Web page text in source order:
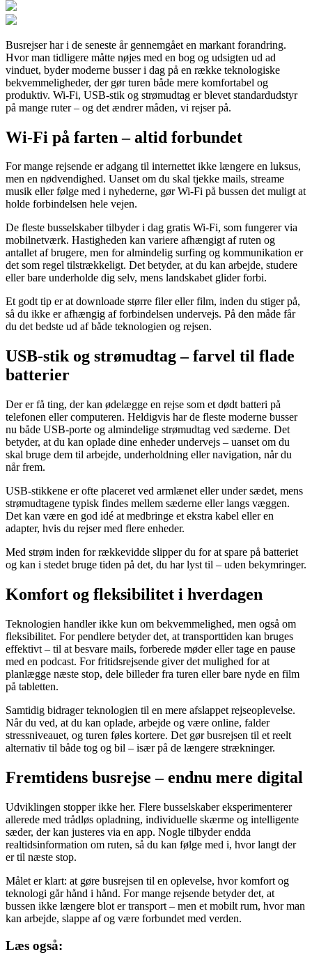
Busrejser har i de seneste år gennemgået en markant forandring.
Hvor man tidligere måtte nøjes med en bog og udsigten ud ad
vinduet, byder moderne busser i dag på en række teknologiske
bekvemmeligheder, der gør turen både mere komfortabel og
produktiv. Wi-Fi, USB-stik og strømudtag er blevet standardudstyr
på mange ruter – og det ændrer måden, vi rejser på.
Wi-Fi på farten – altid forbundet
For mange rejsende er adgang til internettet ikke længere en luksus,
men en nødvendighed. Uanset om du skal tjekke mails, streame
musik eller følge med i nyhederne, gør Wi-Fi på bussen det muligt at
holde forbindelsen hele vejen.
De fleste busselskaber tilbyder i dag gratis Wi-Fi, som fungerer via
mobilnetværk. Hastigheden kan variere afhængigt af ruten og
antallet af brugere, men for almindelig surfing og kommunikation er
det som regel tilstrækkeligt. Det betyder, at du kan arbejde, studere
eller bare underholde dig selv, mens landskabet glider forbi.
Et godt tip er at downloade større filer eller film, inden du stiger på,
så du ikke er afhængig af forbindelsen undervejs. På den måde får
du det bedste ud af både teknologien og rejsen.
USB-stik og strømudtag – farvel til flade
batterier
Der er få ting, der kan ødelægge en rejse som et dødt batteri på
telefonen eller computeren. Heldigvis har de fleste moderne busser
nu både USB-porte og almindelige strømudtag ved sæderne. Det
betyder, at du kan oplade dine enheder undervejs – uanset om du
skal bruge dem til arbejde, underholdning eller navigation, når du
når frem.
USB-stikkene er ofte placeret ved armlænet eller under sædet, mens
strømudtagene typisk findes mellem sæderne eller langs væggen.
Det kan være en god idé at medbringe et ekstra kabel eller en
adapter, hvis du rejser med flere enheder.
Med strøm inden for rækkevidde slipper du for at spare på batteriet
og kan i stedet bruge tiden på det, du har lyst til – uden bekymringer.
Komfort og fleksibilitet i hverdagen
Teknologien handler ikke kun om bekvemmelighed, men også om
fleksibilitet. For pendlere betyder det, at transporttiden kan bruges
effektivt – til at besvare mails, forberede møder eller tage en pause
med en podcast. For fritidsrejsende giver det mulighed for at
planlægge næste stop, dele billeder fra turen eller bare nyde en film
på tabletten.
Samtidig bidrager teknologien til en mere afslappet rejseoplevelse.
Når du ved, at du kan oplade, arbejde og være online, falder
stressniveauet, og turen føles kortere. Det gør busrejsen til et reelt
alternativ til både tog og bil – især på de længere strækninger.
Fremtidens busrejse – endnu mere digital
Udviklingen stopper ikke her. Flere busselskaber eksperimenterer
allerede med trådløs opladning, individuelle skærme og intelligente
sæder, der kan justeres via en app. Nogle tilbyder endda
realtidsinformation om ruten, så du kan følge med i, hvor langt der
er til næste stop.
Målet er klart: at gøre busrejsen til en oplevelse, hvor komfort og
teknologi går hånd i hånd. For mange rejsende betyder det, at
bussen ikke længere blot er transport – men et mobilt rum, hvor man
kan arbejde, slappe af og være forbundet med verden.
Læs også: